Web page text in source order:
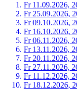
Fr 11.09.2026,
Fr 25.09.2026,
Fr 09.10.2026,
Fr 16.10.2026,
Fr 06.11.2026,
Fr 13.11.2026,
Fr 20.11.2026,
Fr 27.11.2026,
Fr 11.12.2026,
Fr 18.12.2026,